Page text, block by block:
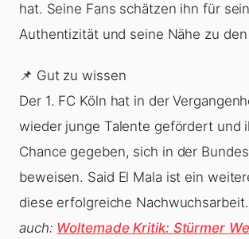
hat. Seine Fans schätzen ihn für
Authentizität und seine Nähe zu
📌 Gut zu wissen
Der 1. FC Köln hat in der
wieder junge Talente gefördert und
Chance gegeben, sich in der
beweisen. Said El Mala ist ein
diese erfolgreiche Nachwuchsarbeit.
auch: Woltemade Kritik: Stürmer